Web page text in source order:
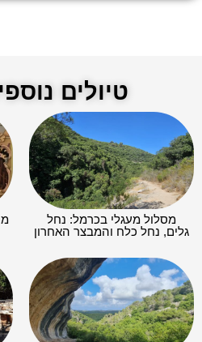
טיולים
מסלול מעגלי בכרמל: נחל
גלים, נחל כלח והמבצר האחרון